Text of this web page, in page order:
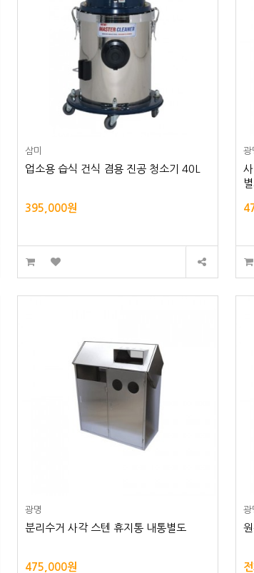
삼미
업소용 습식 건식 겸용 진공 청소기 40L
395,000원
광
광명
분리수거 사각 스텐 휴지통 내통별도
475,000원
광